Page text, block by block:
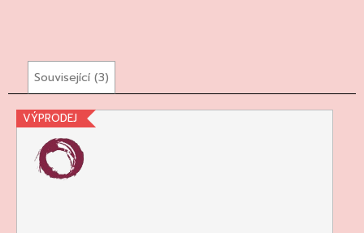
Související (3)
VÝPRODEJ
Kč